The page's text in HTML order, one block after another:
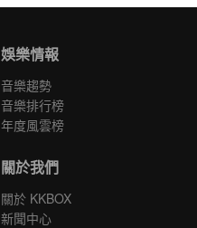
娛樂情報
音樂趨勢
音樂排行榜
年度風雲榜
關於我們
關於 KKBOX
新聞中心